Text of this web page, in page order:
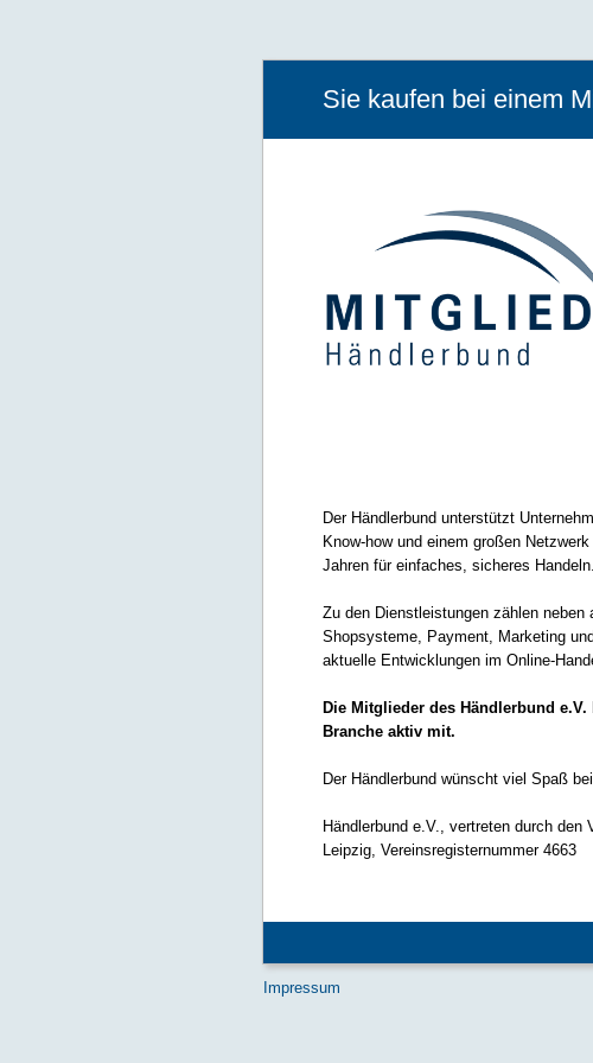
Sie kaufen bei einem
Der Händlerbund unterstützt
Know-how und einem großen
Jahren für einfaches, sicheres Handeln.
Zu den Dienstleistungen zählen neben
Shopsysteme, Payment, Marketing
aktuelle Entwicklungen im Online-
Die Mitglieder des Händlerbund
Branche aktiv mit.
Der Händlerbund wünscht viel Spaß
Händlerbund e.V., vertreten durch
Leipzig, Vereinsregisternummer 4663
Impressum